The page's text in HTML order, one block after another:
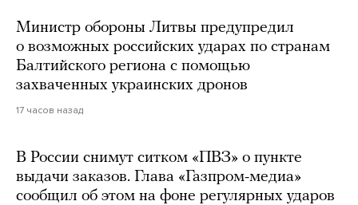
Министр обороны Литвы предупредил
о возможных российских ударах по странам
Балтийского региона с помощью
захваченных украинских дронов
17 часов назад
В России снимут ситком «ПВЗ» о пункте
выдачи заказов. Глава «Газпром-медиа»
сообщил об этом на фоне регулярных ударов